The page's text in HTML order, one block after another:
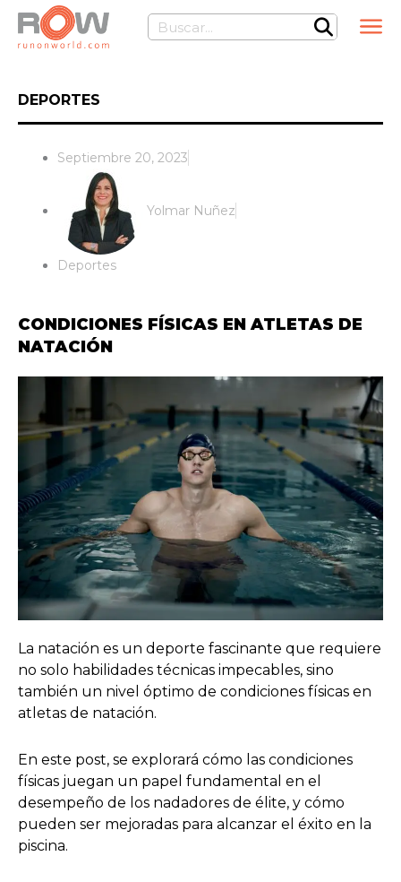
contenido
Buscar
DEPORTES
Septiembre 20, 2023
Yolmar Nuñez
Deportes
CONDICIONES FÍSICAS EN ATLETAS DE
NATACIÓN
La natación es un deporte fascinante que requiere
no solo habilidades técnicas impecables, sino
también un nivel óptimo de condiciones físicas en
atletas de natación.
En este post, se explorará cómo las condiciones
físicas juegan un papel fundamental en el
desempeño de los nadadores de élite, y cómo
pueden ser mejoradas para alcanzar el éxito en la
piscina.